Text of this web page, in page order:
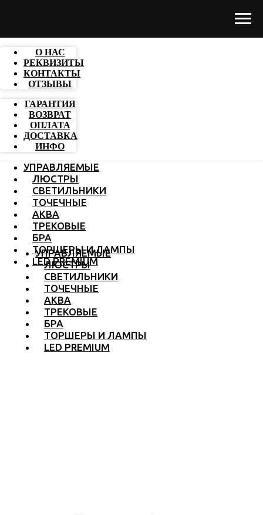
О НАС
РЕКВИЗИТЫ
КОНТАКТЫ
ОТЗЫВЫ
ГАРАНТИЯ
ВОЗВРАТ
ОПЛАТА
ДОСТАВКА
ИНФО
УПРАВЛЯЕМЫЕ
ЛЮСТРЫ
СВЕТИЛЬНИКИ
ТОЧЕЧНЫЕ
АКВА
ТРЕКОВЫЕ
БРА
ТОРШЕРЫ И ЛАМПЫ
LED PREMIUM
УПРАВЛЯЕМЫЕ
ЛЮСТРЫ
СВЕТИЛЬНИКИ
ТОЧЕЧНЫЕ
АКВА
ТРЕКОВЫЕ
БРА
ТОРШЕРЫ И ЛАМПЫ
LED PREMIUM